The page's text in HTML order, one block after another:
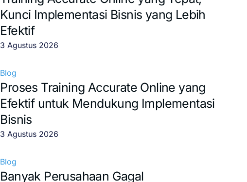
Kunci Implementasi Bisnis yang Lebih
Efektif
3 Agustus 2026
Blog
Proses Training Accurate Online yang
Efektif untuk Mendukung Implementasi
Bisnis
3 Agustus 2026
Blog
Banyak Perusahaan Gagal